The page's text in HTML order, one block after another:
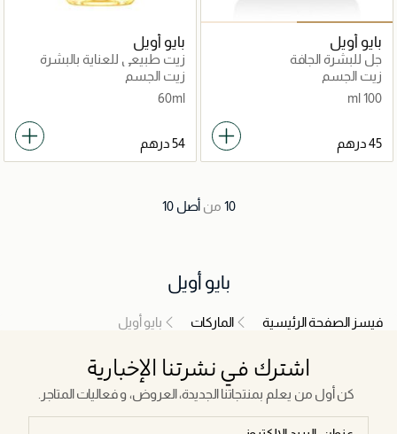
بايو أويل
جل للبشرة الجافة
زيت الجسم
100 ml
بايو أويل
زيت طبيعي للعناية بالبشرة
زيت الجسم
60ml
10 من أصل 10
بايو أويل
فيسز الصفحة الرئيسية الماركات بايو أويل
اشترك في نشرتنا الإخبارية
كن أول من يعلم بمنتجاتنا الجديدة، العروض، و فعاليات المتاجر.